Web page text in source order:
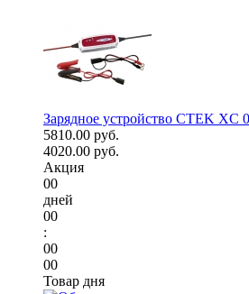
Зарядное устройство CTEK XC
5810.00 руб.
4020.00 руб.
Акция
00
дней
00
:
00
00
Товар дня